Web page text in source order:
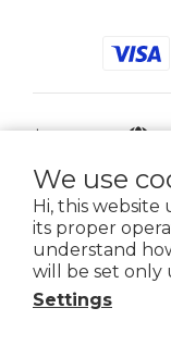
We use
Hi, this website
its proper
understand
will be set only
Settings
$ TWD
2021 © iGreenbag |
659-5號3樓 | 02-